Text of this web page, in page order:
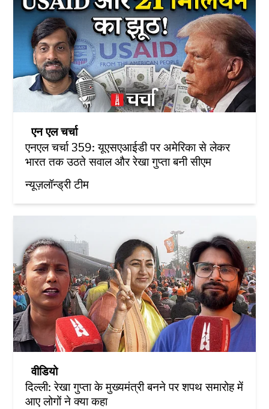
एन एल चर्चा
एनएल चर्चा 359: यूएसएआईडी पर अमेरिका से लेकर
भारत तक उठते सवाल और रेखा गुप्ता बनी सीएम
न्यूज़लॉन्ड्री टीम
वीडियो
दिल्ली: रेखा गुप्ता के मुख्यमंत्री बनने पर शपथ समारोह में
आए लोगों ने क्या कहा